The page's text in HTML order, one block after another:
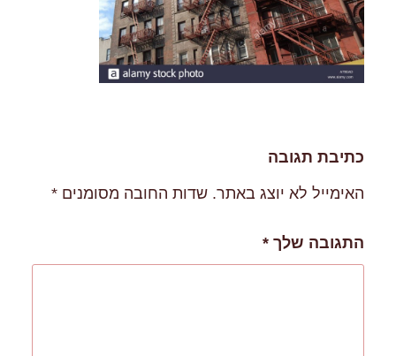
כתיבת תגובה
האימייל לא יוצג באתר. שדות החובה מסומנים *
התגובה שלך *